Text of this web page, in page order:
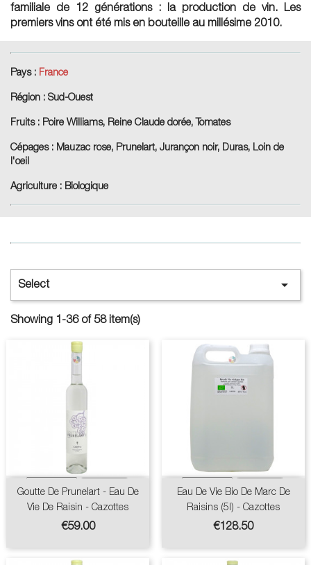
familiale de 12 générations : la production de vin. Les
premiers vins ont été mis en bouteille au millésime 2010.
Pays : France
Région : Sud-Ouest
Fruits : Poire Williams, Reine Claude dorée, Tomates
Cépages : Mauzac rose, Prunelart, Jurançon noir, Duras, Loin de
l'oeil
Agriculture : Biologique
Select 
Showing 1-36 of 58 item(s)
Goutte De Prunelart - Eau De
Vie De Raisin - Cazottes
Price
€59.00
Eau De Vie Bio De Marc De
Raisins (5l) - Cazottes
Price
€128.50